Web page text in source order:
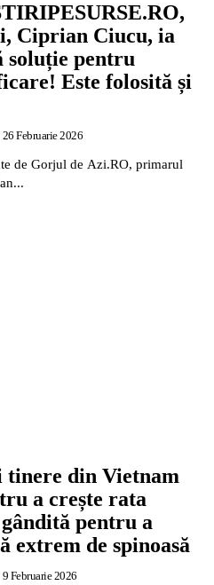
Ciprian Ciucu, ia
soluție pentru
Este folosită și
26 Februarie 2026
de Gorjul de Azi.RO, primarul
tinere din Vietnam
a crește rata
pentru a
extrem de spinoasă
9 Februarie 2026